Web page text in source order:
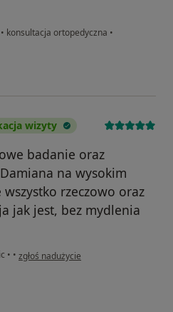
• konsultacja ortopedyczna •
wizyty
badanie oraz
na wysokim
rzeczowo oraz
jak jest, bez mydlenia
• • w opinii użytkownika Dominik H.
zgłoś nadużycie